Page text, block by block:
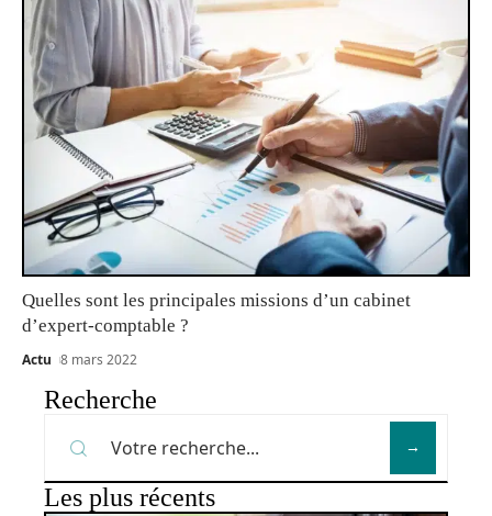
Quelles sont les principales missions d’un cabinet
d’expert-comptable ?
Actu 8 mars 2022
Recherche
Les plus récents